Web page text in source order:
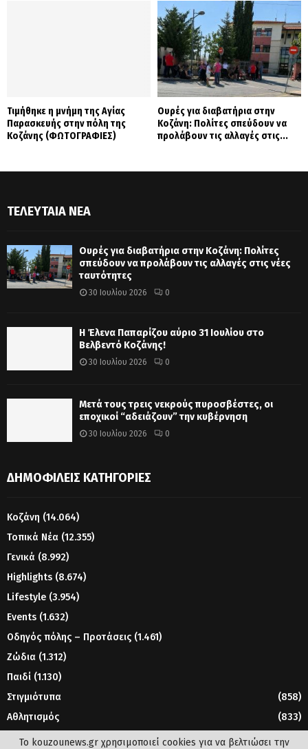
Τιμήθηκε η μνήμη της Αγίας
Παρασκευής στην πόλη της
Κοζάνης (ΦΩΤΟΓΡΑΦΙΕΣ)
Ουρές για διαβατήρια στην
Κοζάνη: Πολίτες σπεύδουν να
προλάβουν τις αλλαγές στις...
ΤΕΛΕΥΤΑΊΑ ΝΈΑ
Ουρές για διαβατήρια στην Κοζάνη: Πολίτες
σπεύδουν να προλάβουν τις αλλαγές στις νέες
ταυτότητες
30 Ιουλίου 2026 0
Η Έλενα Παπαρίζου αύριο 31 Ιουλίου στο
Βελβεντό Κοζάνης!
30 Ιουλίου 2026 0
Μετά τους τρεις νεκρούς πυροσβέστες, οι
εποχικοί “αδειάζουν” την κυβέρνηση
30 Ιουλίου 2026 0
ΔΗΜΟΦΙΛΕΊΣ ΚΑΤΗΓΟΡΊΕΣ
Κοζάνη (14.064)
Τοπικά Νέα (12.355)
Γενικά (8.992)
Highlights (8.674)
Lifestyle (3.954)
Events (1.632)
Οδηγός πόλης – Προτάσεις (1.461)
Ζώδια (1.312)
Παιδί (1.130)
Στιγμιότυπα
(858)
Αθλητισμός
(833)
Γυναίκα
(804)
Το kouzounews.gr χρησιμοποιεί cookies για να βελτιώσει την